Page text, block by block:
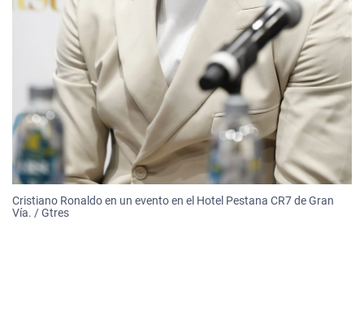
Cristiano Ronaldo en un evento en el Hotel Pestana CR7 de Gran
Vía. / Gtres